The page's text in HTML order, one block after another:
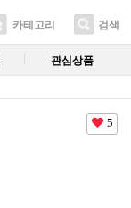
카테고리 검색
관심상품
5